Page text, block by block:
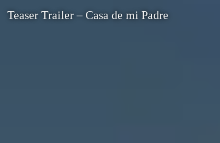
Teaser Trailer – Casa de mi Padre